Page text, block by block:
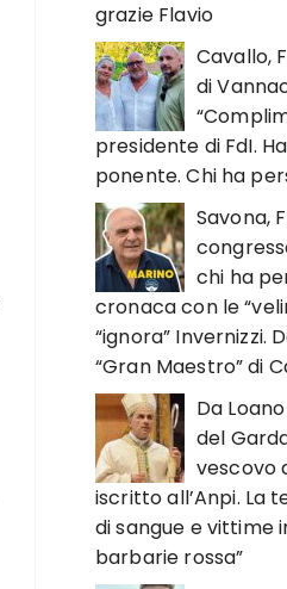
grazie Flavio
Cavallo,
di
presidente di FdI.
ponente. Chi ha
Savona,
chi ha
cronaca con le
“ignora” Invernizzi.
“Gran Maestro” di
Da
del
vescovo
iscritto all’Anpi. La
di sangue e vittime
barbarie rossa”